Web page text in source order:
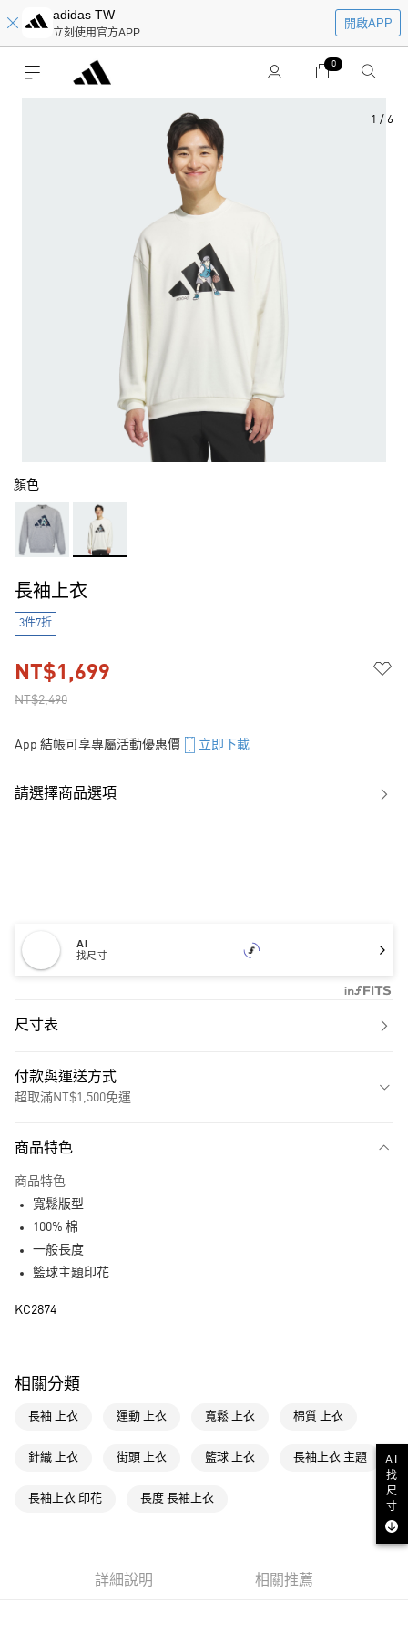
adidas TW
立刻使用官方APP
開啟APP
0
1 / 6
顏色
長袖上衣
3件7折
NT$2,490
NT$1,699
App 結帳可享專屬活動優惠價 立即下載
請選擇商品選項
AI
找尺寸
尺寸表
付款與運送方式
超取滿NT$1,500免運
LINE Pay
運送方式
付款後全家取貨
每筆NT$80，滿NT$1,500(含以上)免運費
萊爾富取貨付款
商品特色
商品特色
寬鬆版型
100% 棉
一般長度
籃球主題印花
KC2874
相關分類
長袖 上衣 運動 上衣 寬鬆 上衣 棉質 上衣
針織 上衣 街頭 上衣 籃球 上衣 長袖上衣 主題
長袖上衣 印花 長度 長袖上衣
詳細說明 相關推薦
AI
找
尺
寸